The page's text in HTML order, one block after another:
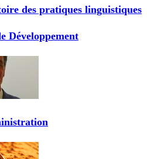
des pratiques linguistiques
Développement